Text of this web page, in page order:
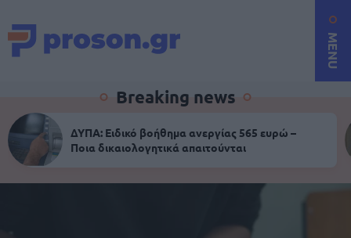
MENU
Breaking news
ΔΥΠΑ: Ειδικό βοήθημα ανεργίας 565 ευρώ –
Ποια δικαιολογητικά απαιτούνται